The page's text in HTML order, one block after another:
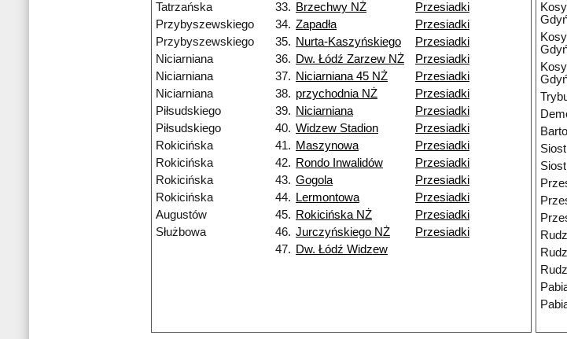
Tatrzańska
33. Brzechwy NŻ
Przesiadki
Przybyszewskiego
34. Zapadła
Przesiadki
Przybyszewskiego
35. Nurta-Kaszyńskiego
Przesiadki
Niciarniana
36. Dw. Łódź Zarzew NŻ
Przesiadki
Niciarniana
37. Niciarniana 45 NŻ
Przesiadki
Niciarniana
38. przychodnia NŻ
Przesiadki
Piłsudskiego
39. Niciarniana
Przesiadki
Piłsudskiego
40. Widzew Stadion
Przesiadki
Rokicińska
41. Maszynowa
Przesiadki
Rokicińska
42. Rondo Inwalidów
Przesiadki
Rokicińska
43. Gogola
Przesiadki
Rokicińska
44. Lermontowa
Przesiadki
Augustów
45. Rokicińska NŻ
Przesiadki
Służbowa
46. Jurczyńskiego NŻ
Przesiadki
47. Dw. Łódź Widzew